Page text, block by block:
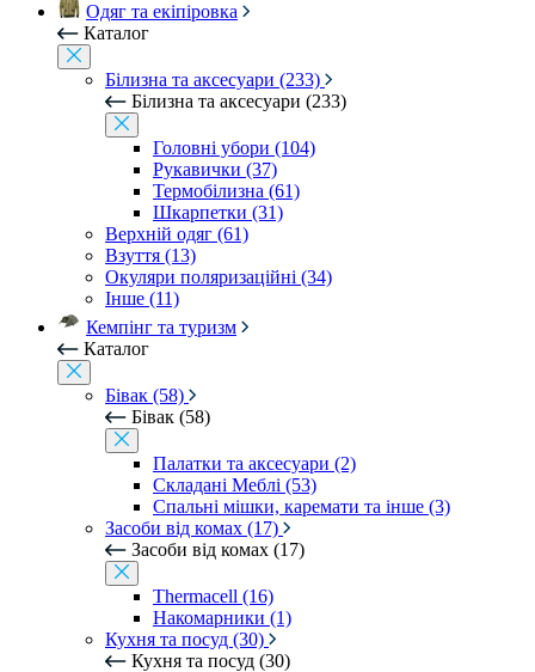
Одяг та екіпіровка
Каталог
Білизна та аксесуари (233)
Білизна та аксесуари (233)
Головні убори (104)
Рукавички (37)
Термобілизна (61)
Шкарпетки (31)
Верхній одяг (61)
Взуття (13)
Окуляри поляризаційні (34)
Інше (11)
Кемпінг та туризм
Каталог
Бівак (58)
Бівак (58)
Палатки та аксесуари (2)
Складані Меблі (53)
Спальні мішки, каремати та інше (3)
Засоби від комах (17)
Засоби від комах (17)
Thermacell (16)
Накомарники (1)
Кухня та посуд (30)
Кухня та посуд (30)